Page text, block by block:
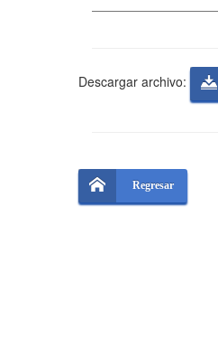
Descargar archivo:
Regresar